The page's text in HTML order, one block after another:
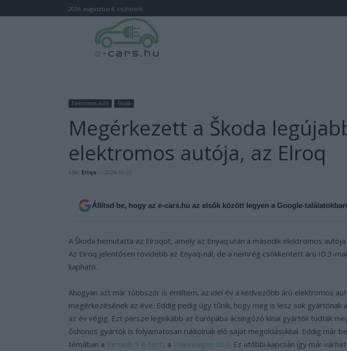
2026. augusztus 6. csütörtök
Elektromos autó Skoda
Megérkezett a Škoda
elektromos autója, az Elroq
Írta: Eriqo - 2024-10-02
Állítsd be, hogy az e-cars.hu az elsők között legyen a Google-
A Škoda bemutatta az Elroqot, amely az Enyaq után a második elektromos autója
Az Elroq jelentősen rövidebb az Enyaq-nál, de a nemrég csökkentett árú ID.3-
kapható.
Ahogyan azt már többször is említem, az idei év a kedvezőbb árú elektromos
megérkezésének az éve. Eddig pedig úgy tűnik, hogy meg is lesz sok gyártónak
az év végig. Ezt persze leginkább az Európába ácsingózó kínai gyártók tudták
őshonos gyártók is folyamatosan rukkolnak elő saját megoldásukkal. Eddig már
témában a Renault 5 e-tech, a Volkswagen ID.2. Ez utóbbi kapcsán így már